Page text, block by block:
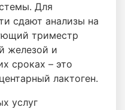
Для
сдают анализы на
триместр
железой и
сроках – это
лактоген.
услуг